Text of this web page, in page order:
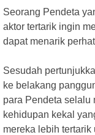
Seorang Pendeta
aktor tertarik ingin
dapat menarik
Sesudah
ke belakang
para Pendeta selalu
kehidupan kekal
mereka lebih